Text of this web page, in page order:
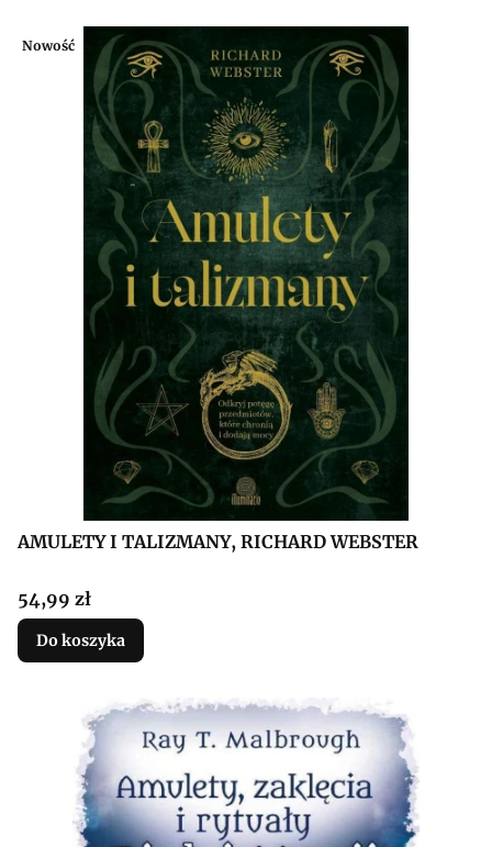
Nowość
AMULETY I TALIZMANY, RICHARD WEBSTER
Cena
54,99 zł
Do koszyka